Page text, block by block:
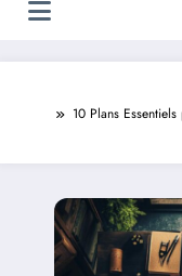
10 Plans